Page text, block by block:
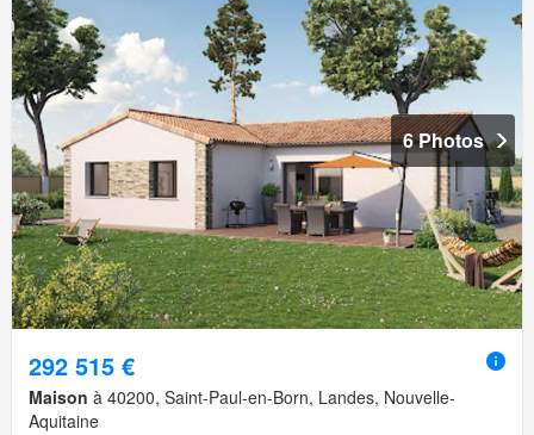
6 Photos
292 515 €
Maison à 40200, Saint-Paul-en-Born, Landes, Nouvelle-
Aquitaine